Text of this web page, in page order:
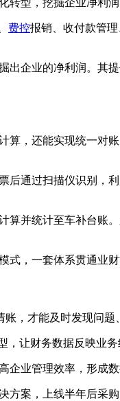
转型，挖掘企业净利润
费控报销、收付款管
企业的净利润。其
，还能实现统一对
通过扫描仪识别，
并统计至车补台账
，一套体系贯通业
，才能及时发现问题
让财务数据反映业务
业管理效率，形成数
案，上线半年后采